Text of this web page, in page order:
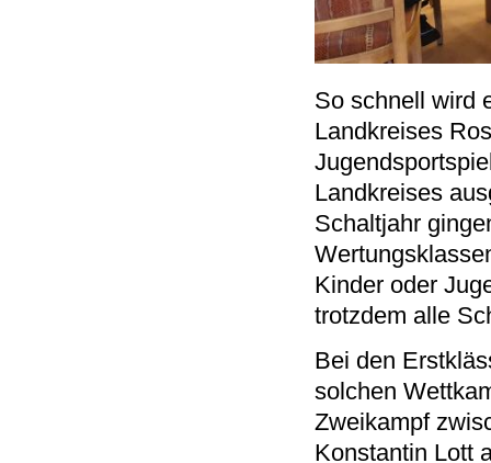
So schnell wird
Landkreises
Landkreises
Schaltjahr
Kinder oder
trotzdem alle
Bei den
solchen
Zweikampf
Konstantin Lott